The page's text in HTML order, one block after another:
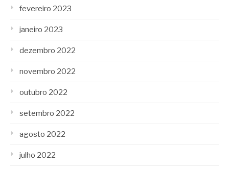
fevereiro 2023
janeiro 2023
dezembro 2022
novembro 2022
outubro 2022
setembro 2022
agosto 2022
julho 2022